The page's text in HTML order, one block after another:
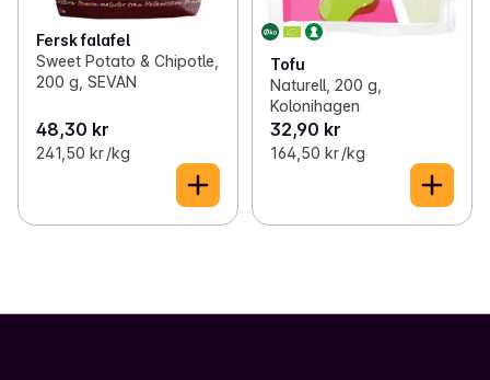
Fersk falafel
Sweet Potato & Chipotle,
200 g, SEVAN
48,30 kr
241,50 kr /kg
Tofu
Naturell, 200 g,
Kolonihagen
32,90 kr
164,50 kr /kg